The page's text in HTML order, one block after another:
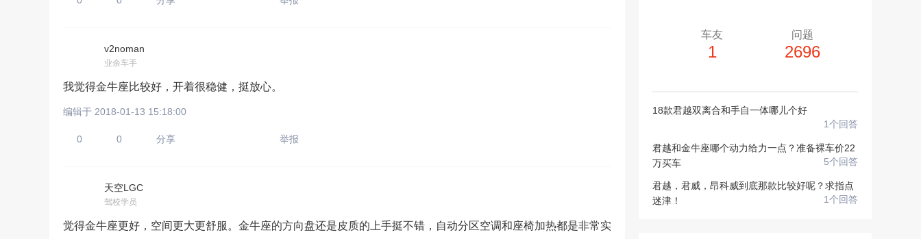
v2noman
业余车手
我觉得金牛座比较好，开着很稳健，挺放心。
编辑于 2018-01-13 15:18:00
0 0 分享 举报
天空LGC
驾校学员
觉得金牛座更好，空间更大更舒服。金牛座的方向盘还是皮质的上手挺不错，自动分区空调和座椅加热都是非常实
车友
1
问题
2696
18款君越双离合和手自一体哪儿个好
1个回答
君越和金牛座哪个动力给力一点？准备裸车价22
万买车
5个回答
君越，君威，昂科威到底那款比较好呢？求指点
迷津！
1个回答
扫描二维码即刻上传手机相册图片
上传注意事项
图片支持：JPG / PNG / GIF格式
请输入视频地址，目前暂时只支持优酷
上传注意事项
视频只支持：MP4 格式